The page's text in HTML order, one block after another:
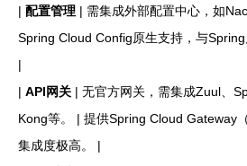
| 配置管理 | 需集成外部配置中心，如
Spring Cloud Config原生支持，与Spring
|
| API网关 | 无官方网关，需集成Zuul、
Kong等。 | 提供Spring Cloud Gateway
集成度极高。 |